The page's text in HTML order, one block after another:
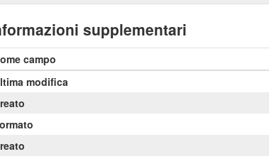
supplementari
campo
modifica